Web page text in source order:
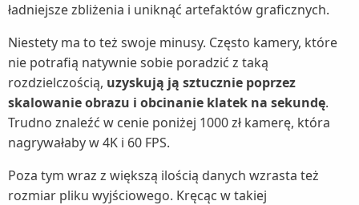
ładniejsze zbliżenia i uniknąć artefaktów graficznych.
Niestety ma to też swoje minusy. Często kamery, które
nie potrafią natywnie sobie poradzić z taką
rozdzielczością, uzyskują ją sztucznie poprzez
skalowanie obrazu i obcinanie klatek na sekundę.
Trudno znaleźć w cenie poniżej 1000 zł kamerę, która
nagrywałaby w 4K i 60 FPS.
Poza tym wraz z większą ilością danych wzrasta też
rozmiar pliku wyjściowego. Kręcąc w takiej